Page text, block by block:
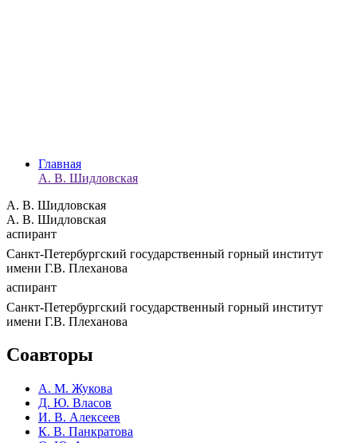
Главная
А. В. Шидловская
А. В. Шидловская
А. В. Шидловская
аспирант
Санкт-Петербургский государственный горный институт
имени Г.В. Плеханова
аспирант
Санкт-Петербургский государственный горный институт
имени Г.В. Плеханова
Соавторы
А. М. Жукова
Д. Ю. Власов
И. В. Алексеев
К. В. Панкратова